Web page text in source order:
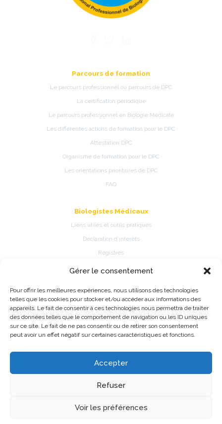
Gérer le consentement
Pour offrir les meilleures expériences, nous utilisons des technologies
telles que les cookies pour stocker et/ou accéder aux informations des
appareils. Le fait de consentir à ces technologies nous permettra de traiter
des données telles que le comportement de navigation ou les ID uniques
sur ce site. Le fait de ne pas consentir ou de retirer son consentement
peut avoir un effet négatif sur certaines caractéristiques et fonctions.
Accepter
Refuser
Voir les préférences
Parcours de formation
Le parcours professionnel ou parcours de DPC
La certification périodique
Le parcours professionnel en Biologie Médicale
Les différentes actions de formation pour le DPC
Attestation DPC
Organisme de formation pour le DPC
Les orientations prioritaires de DPC
FAQ
Biologistes Médicaux
Liens utiles et outils pratiques
Déclaration d’intérêts
Registres
Présentation de la spécialité
Pathologies et traitements de la spécialité
Fiches d’information patient
Information Registres de pratique médicale ou épidémiologique
©2026 CNP de Biologie Médicale - Made with love byAlfred
Mentions légales